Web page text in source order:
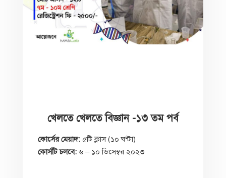
খেলতে খেলতে বিজ্ঞান -১৩ তম পর্ব
কোর্সের মেয়াদ:৫টি ক্লাস (১০ ঘন্টা)
কোর্সটি চলবে:৬ – ১০ ডিসেম্বর ২০২৩